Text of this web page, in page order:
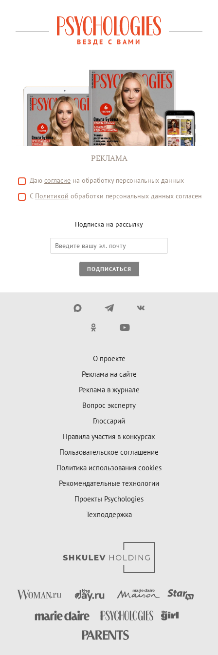
ВЕЗДЕ С ВАМИ
РЕКЛАМА
Даю согласие на обработку персональных данных
С Политикой обработки персональных данных согласен
Подписка на рассылку
ПОДПИСАТЬСЯ
О проекте
Реклама на сайте
Реклама в журнале
Вопрос эксперту
Глоссарий
Правила участия в конкурсах
Пользовательское соглашение
Политика использования cookies
Рекомендательные технологии
Проекты Psychologies
Техподдержка